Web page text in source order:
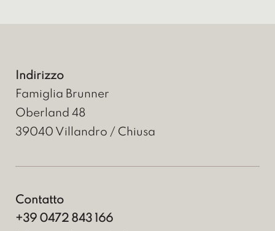
Indirizzo
Famiglia Brunner
Oberland 48
39040 Villandro / Chiusa
Contatto
+39 0472 843 166